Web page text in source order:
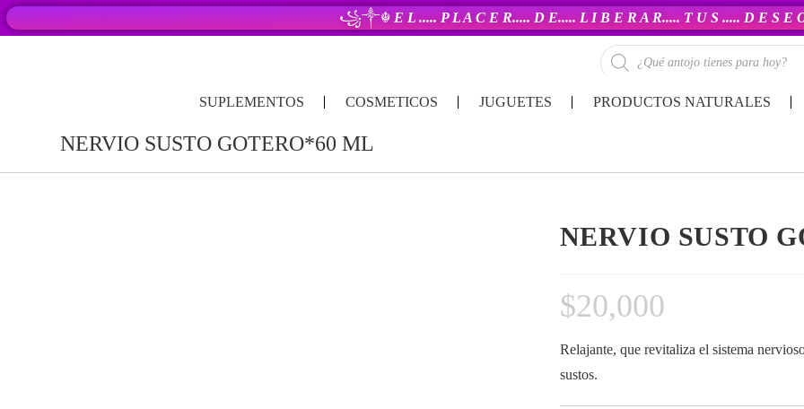
꧁༒☬ E L ..... P L A C E R..... D E..... L I B E R A R..... T U S ..... D E S E
SUPLEMENTOS COSMETICOS JUGUETES PRODUCTOS NATURALES
NERVIO SUSTO GOTERO*60 ML
NERVIO SUSTO
$20,000
Relajante, que revitaliza el sistema
sustos.